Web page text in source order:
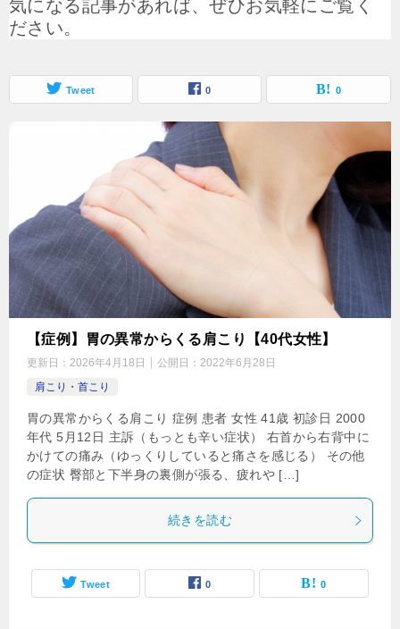
気になる記事があれば、ぜひお気軽にご覧く
ださい。
Tweet 0 0
【症例】胃の異常からくる肩こり【40代女性】
更新日： 2026年4月18日 公開日： 2022年6月28日
肩こり・首こり
胃の異常からくる肩こり 症例 患者 女性 41歳 初診日 2000
年代 5月12日 主訴（もっとも辛い症状） 右首から右背中に
かけての痛み（ゆっくりしていると痛さを感じる） その他
の症状 臀部と下半身の裏側が張る、疲れや […]
続きを読む
Tweet 0 0